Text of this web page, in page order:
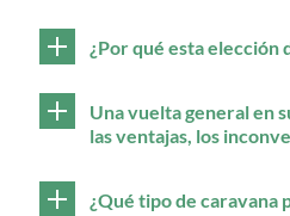
¿Por qué esta elección
Una vuelta general en
las ventajas, los
¿Qué tipo de caravana